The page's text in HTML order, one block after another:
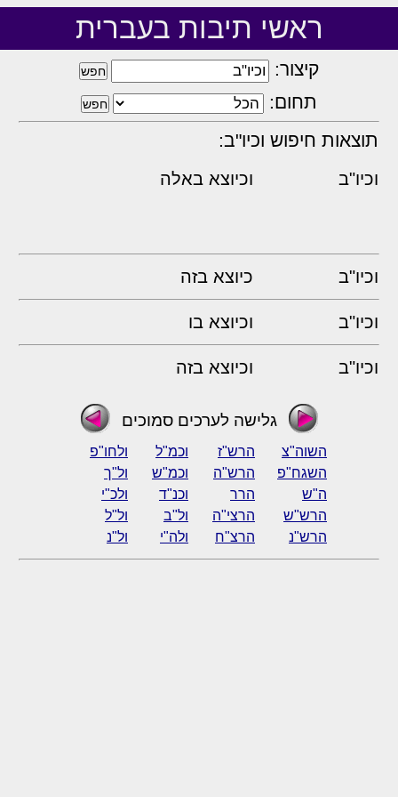
ראשי תיבות בעברית
קיצור:
תחום:
תוצאות חיפוש וכיו"ב:
וכיו"ב וכיוצא באלה
וכיו"ב כיוצא בזה
וכיו"ב וכיוצא בו
וכיו"ב וכיוצא בזה
גלישה לערכים סמוכים
השוה"צ הרש"ז וכמ"ל
ולחו"פ
השגח"פ
הרש"ה וכמ"ש
ול"ך
ה"ש
הרר וכנ"ד
ולכ"י
הרש"ש
הרצי"ה ול"ב
ול"ל
הרש"נ
הרצ"ח ולה"י ול"נ